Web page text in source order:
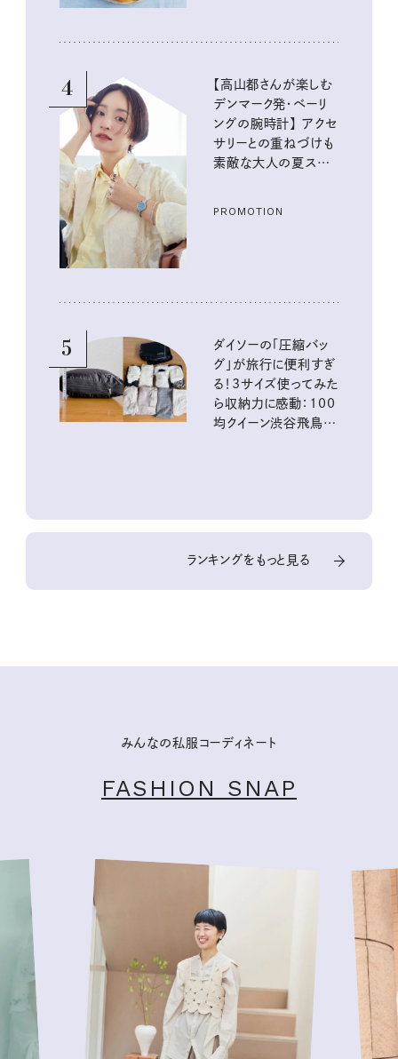
4
【高山都さんが楽しむ
デンマーク発・ベーリ
ングの腕時計】 アクセ
サリーとの重ねづけも
素敵な大人の夏スタイ
PROMOTION
5
ダイソーの「圧縮バッ
グ」が旅行に便利すぎ
る！3サイズ使ってみた
ら収納力に感動：100
均クイーン渋谷飛鳥の
ランキングをもっと見る
みんなの私服コーディネート
FASHION SNAP